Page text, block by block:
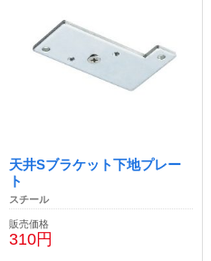
天井Sブラケット下地プレー
ト
スチール
販売価格
310円